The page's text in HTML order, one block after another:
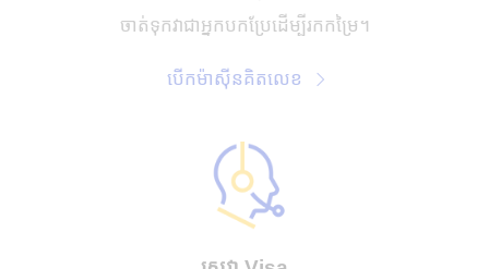
ចាត់ទុកវាជា​អ្នកបកប្រែដើម្បីរកកម្រៃ។
បើកម៉ាស៊ីនគិតលេខ